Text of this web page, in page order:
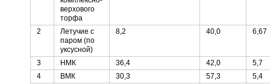
верхового
торфа
2
Летучие с
паром (по
уксусной)
8,2 40,0 6,67
3 НМК 36,4 42,0
5,7
4
ВМК 30,3 57,3
5,4